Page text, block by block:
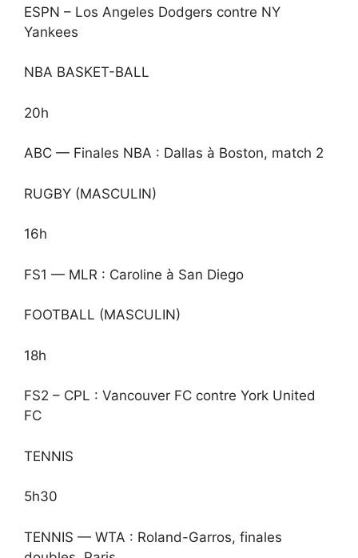
ESPN – Los Angeles Dodgers contre NY
Yankees
NBA BASKET-BALL
20h
ABC — Finales NBA : Dallas à Boston, match 2
RUGBY (MASCULIN)
16h
FS1 — MLR : Caroline à San Diego
FOOTBALL (MASCULIN)
18h
FS2 – CPL : Vancouver FC contre York United
FC
TENNIS
5h30
TENNIS — WTA : Roland-Garros, finales